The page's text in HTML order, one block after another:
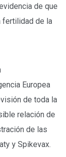
de que
fertilidad de la
Europea
de toda la
relación de
de las
y Spikevax.